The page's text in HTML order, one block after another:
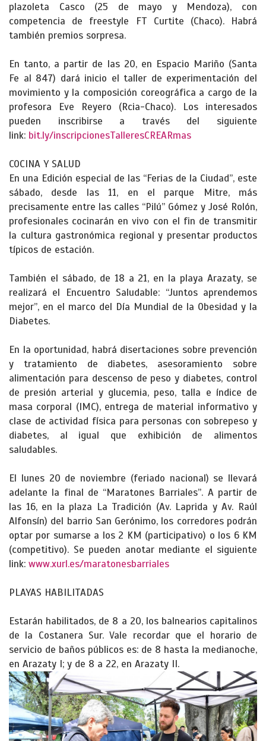
plazoleta Casco (25 de mayo y Mendoza), con
competencia de freestyle FT Curtite (Chaco). Habrá
también premios sorpresa.
En tanto, a partir de las 20, en Espacio Mariño (Santa
Fe al 847) dará inicio el taller de experimentación del
movimiento y la composición coreográfica a cargo de la
profesora Eve Reyero (Rcia-Chaco). Los interesados
pueden inscribirse a través del siguiente
link: bit.ly/inscripcionesTalleresCREARmas
COCINA Y SALUD
En una Edición especial de las “Ferias de la Ciudad”, este
sábado, desde las 11, en el parque Mitre, más
precisamente entre las calles “Pilú” Gómez y José Rolón,
profesionales cocinarán en vivo con el fin de transmitir
la cultura gastronómica regional y presentar productos
típicos de estación.
También el sábado, de 18 a 21, en la playa Arazaty, se
realizará el Encuentro Saludable: “Juntos aprendemos
mejor”, en el marco del Día Mundial de la Obesidad y la
Diabetes.
En la oportunidad, habrá disertaciones sobre prevención
y tratamiento de diabetes, asesoramiento sobre
alimentación para descenso de peso y diabetes, control
de presión arterial y glucemia, peso, talla e índice de
masa corporal (IMC), entrega de material informativo y
clase de actividad física para personas con sobrepeso y
diabetes, al igual que exhibición de alimentos
saludables.
El lunes 20 de noviembre (feriado nacional) se llevará
adelante la final de “Maratones Barriales”. A partir de
las 16, en la plaza La Tradición (Av. Laprida y Av. Raúl
Alfonsín) del barrio San Gerónimo, los corredores podrán
optar por sumarse a los 2 KM (participativo) o los 6 KM
(competitivo). Se pueden anotar mediante el siguiente
link: www.xurl.es/maratonesbarriales
PLAYAS HABILITADAS
Estarán habilitados, de 8 a 20, los balnearios capitalinos
de la Costanera Sur. Vale recordar que el horario de
servicio de baños públicos es: de 8 hasta la medianoche,
en Arazaty I; y de 8 a 22, en Arazaty II.